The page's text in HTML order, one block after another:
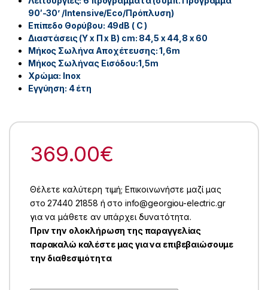
90′-30’ /Intensive/Eco/Πρόπλυση)
Επίπεδο Θορύβου: 49dB ( C )
Διαστάσεις (Υ x Π x Β) cm: 84,5 x 44,8 x 60
Μήκος Σωλήνα Αποχέτευσης: 1,6m
Μήκος Σωλήνας Εισόδου:1,5m
Χρώμα: Inox
Εγγύηση: 4 έτη
369.00€
Θέλετε καλύτερη τιμή; Επικοινωνήστε μαζί μας
στο 27440 21858 ή στο info@georgiou-electric.gr
για να μάθετε αν υπάρχει δυνατότητα.
Πριν την ολοκλήρωση της παραγγελίας
παρακαλώ καλέστε μας για να επιβεβαιώσουμε
την διαθεσιμότητα